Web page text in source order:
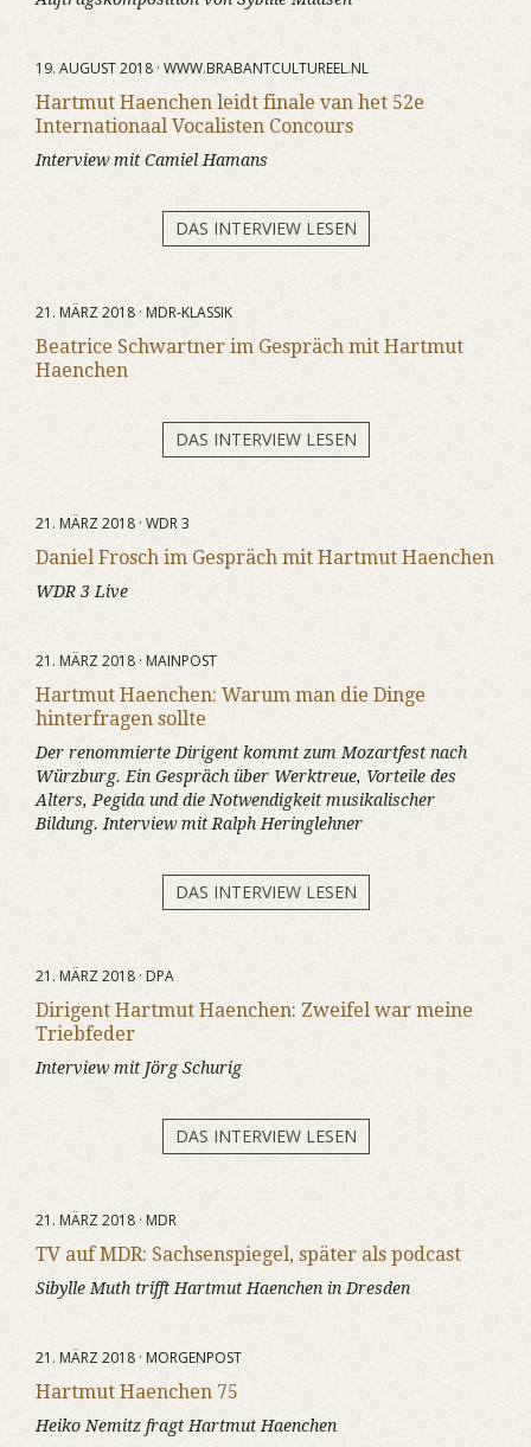
19. AUGUST 2018 · WWW.BRABANTCULTUREEL.NL
Hartmut Haenchen leidt finale van het 52e
Internationaal Vocalisten Concours
Interview mit Camiel Hamans
DAS INTERVIEW LESEN
21. MÄRZ 2018 · MDR-KLASSIK
Beatrice Schwartner im Gespräch mit Hartmut
Haenchen
DAS INTERVIEW LESEN
21. MÄRZ 2018 · WDR 3
Daniel Frosch im Gespräch mit Hartmut Haenchen
WDR 3 Live
21. MÄRZ 2018 · MAINPOST
Hartmut Haenchen: Warum man die Dinge
hinterfragen sollte
Der renommierte Dirigent kommt zum Mozartfest nach
Würzburg. Ein Gespräch über Werktreue, Vorteile des
Alters, Pegida und die Notwendigkeit musikalischer
Bildung. Interview mit Ralph Heringlehner
DAS INTERVIEW LESEN
21. MÄRZ 2018 · DPA
Dirigent Hartmut Haenchen: Zweifel war meine
Triebfeder
Interview mit Jörg Schurig
DAS INTERVIEW LESEN
21. MÄRZ 2018 · MDR
TV auf MDR: Sachsenspiegel, später als podcast
Sibylle Muth trifft Hartmut Haenchen in Dresden
21. MÄRZ 2018 · MORGENPOST
Hartmut Haenchen 75
Heiko Nemitz fragt Hartmut Haenchen